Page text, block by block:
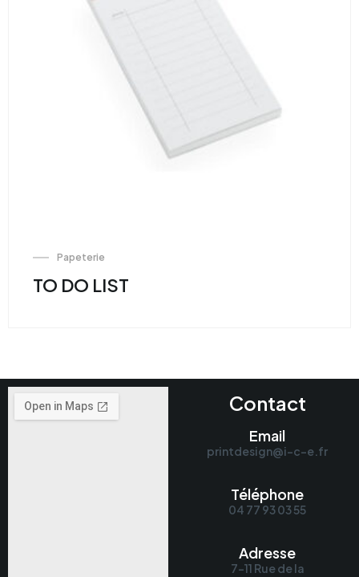
Papeterie
TO DO LIST
Contact
Email
printdesign@i-c-e.fr
Téléphone
04 77 93 03 55
Adresse
7-11 Rue de la